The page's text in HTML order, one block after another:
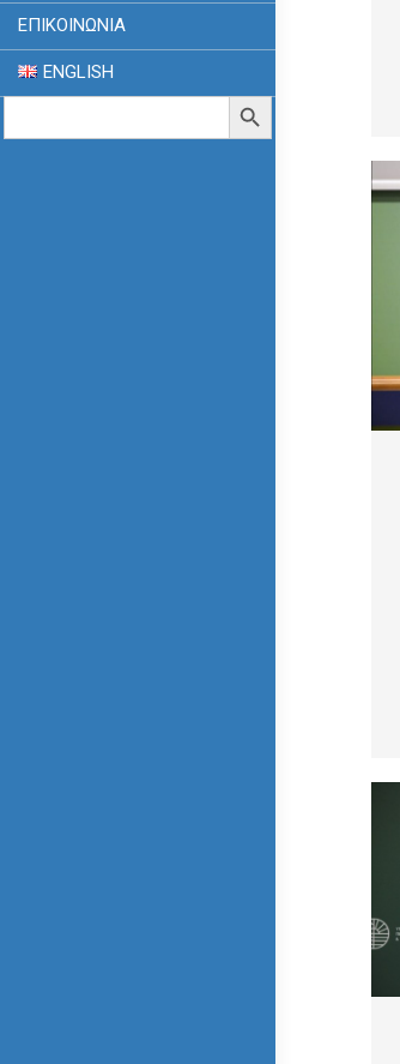
ΕΠΙΚΟΙΝΩΝΙΑ
ENGLISH
Search
Search Button